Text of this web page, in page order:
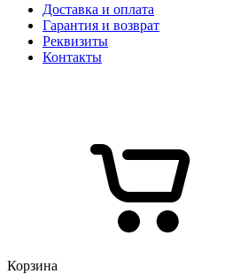
Доставка и оплата
Гарантия и возврат
Реквизиты
Контакты
Корзина